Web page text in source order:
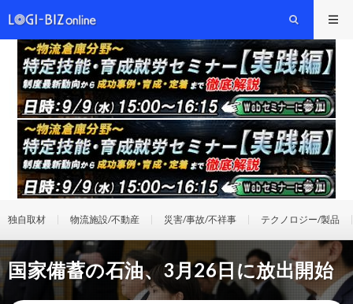
独自取材 物流施設/不動産 災害/事故/不祥事 テクノロジー/製品
国家備蓄の石油、3月26日に放出開始